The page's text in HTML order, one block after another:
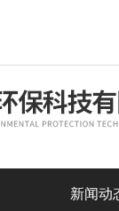
新闻动